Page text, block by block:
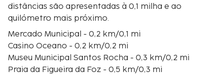
distâncias são apresentadas à 0,1 milha e ao
quilómetro mais próximo.
Mercado Municipal - 0,2 km/0,1 mi
Casino Oceano - 0,2 km/0,2 mi
Museu Municipal Santos Rocha - 0,3 km/0,2 mi
Praia da Figueira da Foz - 0,5 km/0,3 mi